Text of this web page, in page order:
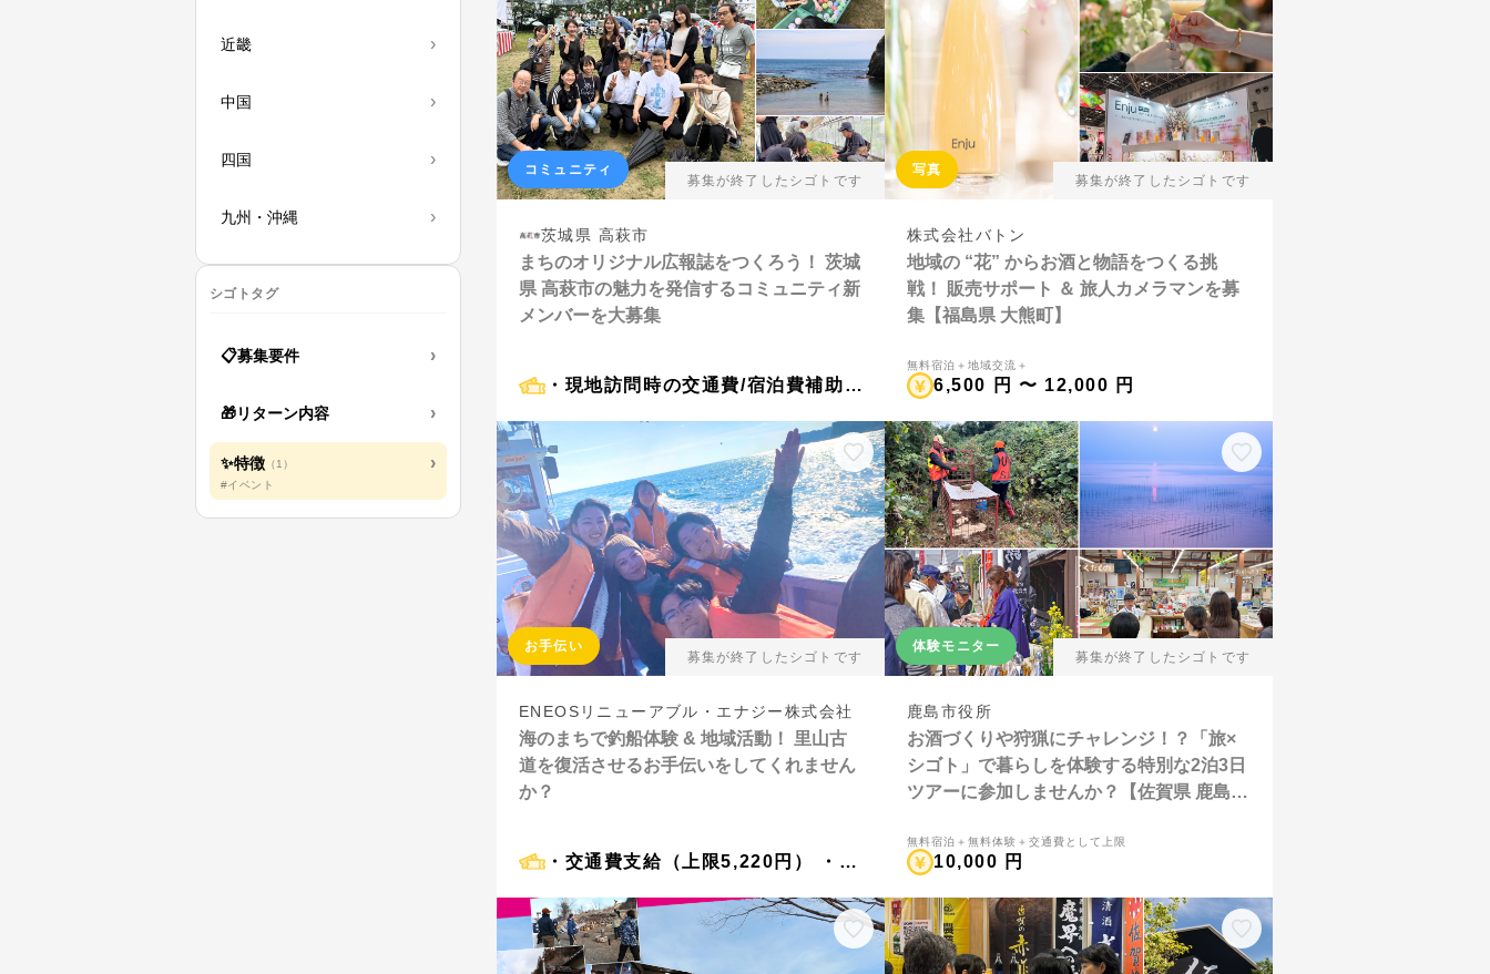
近畿 ›
中国 ›
四国 ›
九州・沖縄 ›
シゴトタグ
📋募集要件 ›
🎁リターン内容 ›
✨特徴 （1 ） ›
#イベント
コミュニティ
募集が終了したシゴトです
茨城県 高萩市
まちのオリジナル広報誌をつくろう！ 茨城
県 高萩市の魅力を発信するコミュニティ新
メンバーを大募集
・現地訪問時の交通費/宿泊費補助（上限13,000円 × 2回まで） ・地域住民との特別な交流 ・高萩市に興味がある旅人とのつながり
写真
募集が終了したシゴトです
株式会社バトン
地域の “花” からお酒と物語をつくる挑
戦！ 販売サポート ＆ 旅人カメラマンを募
集【福島県 大熊町】
無料宿泊＋地域交流＋
6,500 円 〜 12,000 円
お手伝い
募集が終了したシゴトです
ENEOSリニューアブル・エナジー株式会社
海のまちで釣船体験 & 地域活動！ 里山古
道を復活させるお手伝いをしてくれません
か？
・交通費支給（上限5,220円） ・釣り船「松鶴丸」の乗船体験 ・昼食の提供あり（地元人気店）
体験モニター
募集が終了したシゴトです
鹿島市役所
お酒づくりや狩猟にチャレンジ！？「旅×
シゴト」で暮らしを体験する特別な2泊3日
ツアーに参加しませんか？【佐賀県 鹿島
無料宿泊＋無料体験＋交通費として上限
10,000 円